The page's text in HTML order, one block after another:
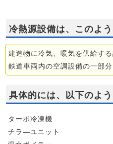
冷熱源設備は、このよ
建造物に冷気、暖気を供給す
鉄道車両内の空調設備の一部
具体的には、以下のよ
ターボ冷凍機
チラ―ユニット